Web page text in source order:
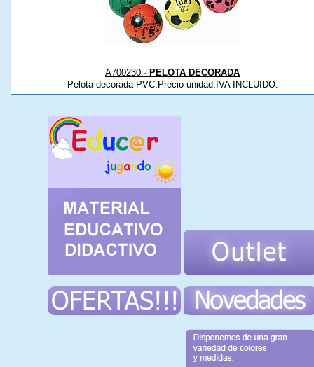
A700230 · PELOTA DECORADA
Pelota decorada PVC.Precio unidad.IVA INCLUIDO.